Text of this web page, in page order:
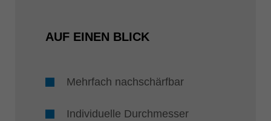
AUF EINEN BLICK
Mehrfach nachschärfbar
Individuelle Durchmesser